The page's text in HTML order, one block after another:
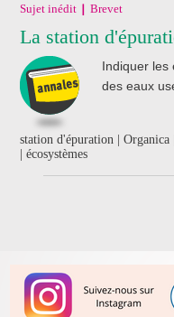
Sujet inédit
Brevet
La station
Indiquer les
des eaux
station d'épuration | Organica
| écosystèmes